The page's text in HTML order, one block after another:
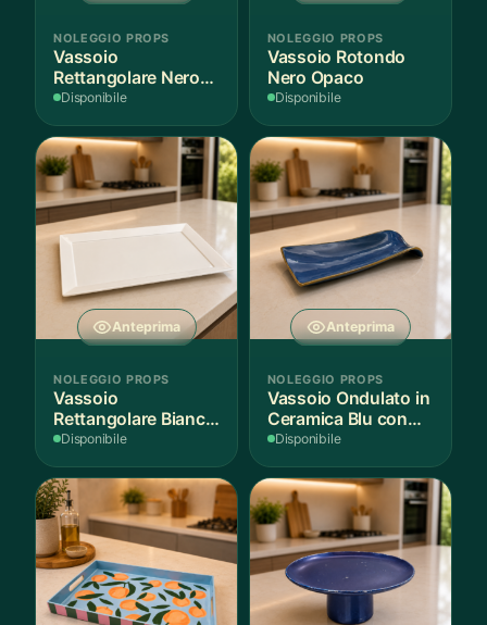
NOLEGGIO PROPS
Vassoio
Rettangolare Nero
Opaco
Disponibile
NOLEGGIO PROPS
Vassoio Rotondo
Nero Opaco
Disponibile
Anteprima
NOLEGGIO PROPS
Vassoio
Rettangolare Bianco
per Scenografie
Disponibile
Anteprima
NOLEGGIO PROPS
Vassoio Ondulato in
Ceramica Blu con
Bordo Dorato
Disponibile